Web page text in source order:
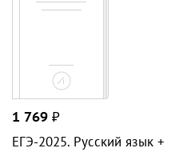
₽
ЕГЭ-2025. Русский язык +
Математика. Базовый
уровень. Комплект из 2-х
частей